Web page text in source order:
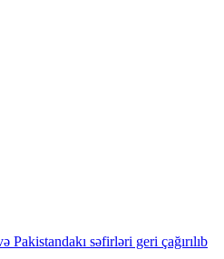
Pakistandakı səfirləri geri çağırılıb